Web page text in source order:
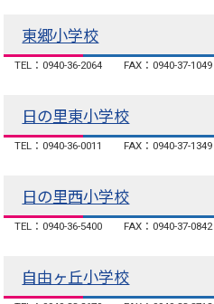
東郷小学校
TEL：0940-36-2064 FAX：0940-37-1049
日の里東小学校
TEL：0940-36-0011 FAX：0940-37-1349
日の里西小学校
TEL：0940-36-5400 FAX：0940-37-0842
自由ヶ丘小学校